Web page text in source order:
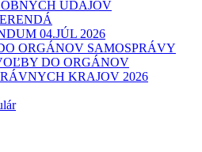
ÚDAJOV
04.JÚL 2026
ORGÁNOV SAMOSPRÁVY
DO ORGÁNOV
KRAJOV 2026